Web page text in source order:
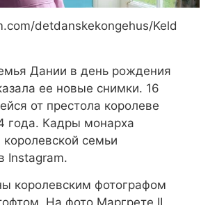
detdanskekongehus/Keld
Дании в день рождения
ее новые снимки. 16
от престола королеве
года. Кадры монарха
королевской семьи
Instagram.
королевским фотографом